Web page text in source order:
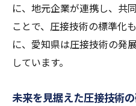
に、地元企業が連携し、共
ことで、圧接技術の標準化
に、愛知県は圧接技術の発
しています。
未来を見据えた圧接技術